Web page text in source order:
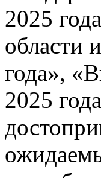
2025
области
года»,
2025